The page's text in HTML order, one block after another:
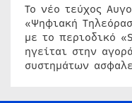
Το νέο τεύχος
«Ψηφιακή
με το περιοδικό
ηγείται στην
συστημάτων